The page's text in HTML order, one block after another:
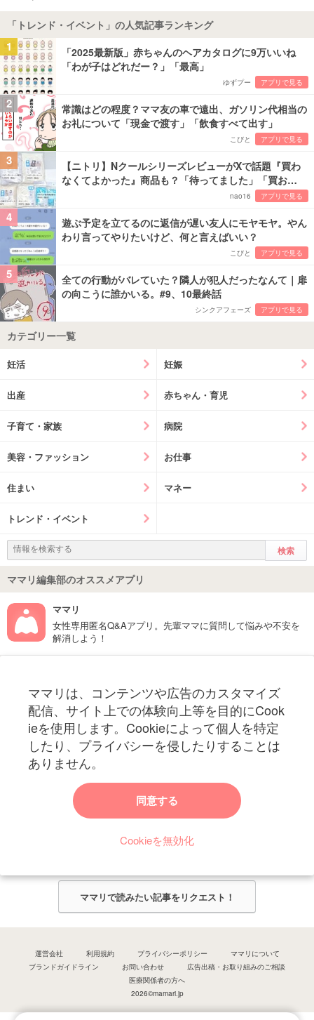
「トレンド・イベント」の人気記事ランキング
1
「2025最新版」赤ちゃんのヘアカタログに9万いいね
「わが子はどれだー？」「最高」
ゆずプー アプリで見る
2
常識はどの程度？ママ友の車で遠出、ガソリン代相当の
お礼について「現金で渡す」「飲食すべて出す」
こびと アプリで見る
3
【ニトリ】NクールシリーズレビューがXで話題『買わ
なくてよかった』商品も？「待ってました」「買お…
nao16 アプリで見る
4
遊ぶ予定を立てるのに返信が遅い友人にモヤモヤ。やん
わり言ってやりたいけど、何と言えばいい？
こびと アプリで見る
5
全ての行動がバレていた？隣人が犯人だったなんて｜扉
の向こうに誰かいる。#9、10最終話
シンクアフェーズ アプリで見る
カテゴリー一覧
妊活 妊娠
出産 赤ちゃん・育児
子育て・家族 病院
美容・ファッション お仕事
住まい マネー
トレンド・イベント
ママリ編集部のオススメアプリ
ママリ
女性専用匿名Q&Aアプリ。先輩ママに質問して悩みや不安を
解消しよう！
ママリは、コンテンツや広告のカスタマイズ
配信、サイト上での体験向上等を目的にCook
ieを使用します。Cookieによって個人を特定
したり、プライバシーを侵したりすることは
ありません。
同意する
Cookieを無効化
妊娠〜子育て中のお役立ち情報を配信中
ママリからのお知らせ
ママリ編集部がみなさんのご意見をもとに記事を作成させていただきま
ママリで読みたい記事をリクエスト！
運営会社 利用規約 プライバシーポリシー
ママリについて
ブランドガイドライン
お問い合わせ
広告出稿・お取り組みのご相談
医療関係者の方へ
2026©mamari.jp